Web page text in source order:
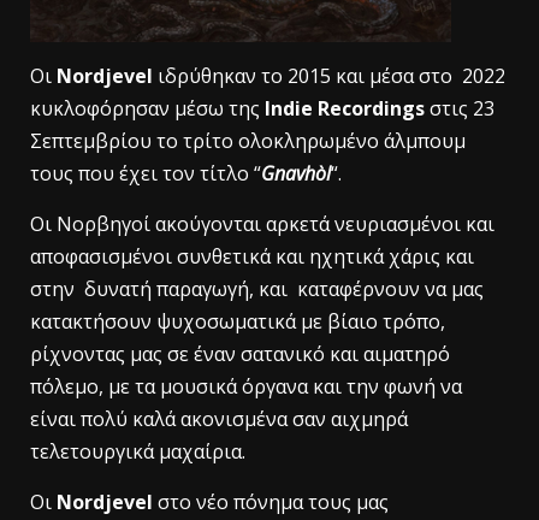
Οι Nordjevel ιδρύθηκαν το 2015 και μέσα στο 2022
κυκλοφόρησαν μέσω της Indie Recordingsστις 23
Σεπτεμβρίου το τρίτο ολοκληρωμένο άλμπουμ
τους που έχει τον τίτλο “Gnavhòl“.
Οι Νορβηγοί ακούγονται αρκετά νευριασμένοι και
αποφασισμένοι συνθετικά και ηχητικά χάρις και
στην δυνατή παραγωγή, και καταφέρνουν να μας
κατακτήσουν ψυχοσωματικά με βίαιο τρόπο,
ρίχνοντας μας σε έναν σατανικό και αιματηρό
πόλεμο, με τα μουσικά όργανα και την φωνή να
είναι πολύ καλά ακονισμένα σαν αιχμηρά
τελετουργικά μαχαίρια.
Oι Nordjevel στο νέο πόνημα τους μας